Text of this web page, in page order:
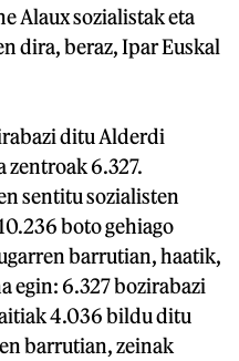
Alaux sozialistak eta
dira, beraz, Ipar Euskal
ditu Alderdi
zentroak 6.327.
sentitu sozialisten
boto gehiago
barrutian, haatik,
egin: 6.327 bozirabazi
4.036 bildu ditu
barrutian, zeinak